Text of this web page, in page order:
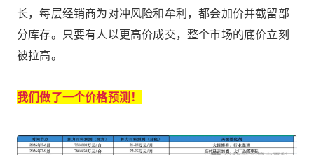
长，每层经销商为对冲风险和牟利，都会加价并截留部
分库存。只要有人以更高价成交，整个市场的底价立刻
被拉高。
我们做了一个价格预测！